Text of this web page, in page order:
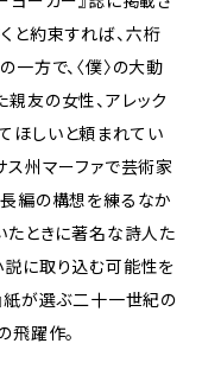
と約束すれば、六桁
方で、〈僕〉の大動
友の女性、アレック
ほしいと頼まれてい
ス州マーファで芸術家
編の構想を練るなか
たときに著名な詩人た
説に取り込む可能性を
紙が選ぶ二十一世紀の
飛躍作。